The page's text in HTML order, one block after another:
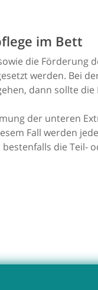
im Bett
die Förderung
werden. Bei
dann sollte
der unteren
Fall werden
die Teil-